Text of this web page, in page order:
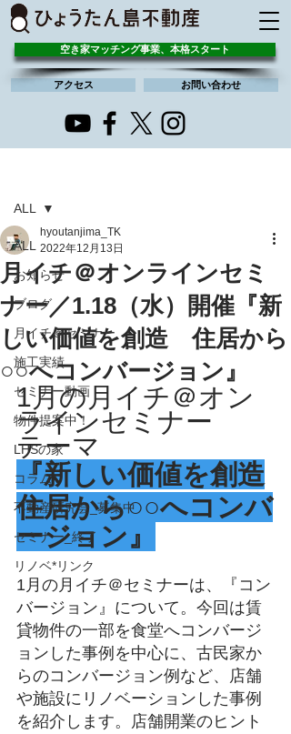
アクセス お問い合わせ
空き家マッチング事業、本格スタート
ALL
お知らせ
ブログ
月イチ＠セミナー
施工実績
セミナー動画
物件提案中！
LHSの家
コラム
不動産研究会_募集中
セミナー_終了
リノベ*リンク
ALL
月イチ＠オンラインセミ
ナー／1.18（水）開催『新
しい価値を創造 住居から
○○へコンバージョン』
hyoutanjima_TK
2022年12月13日
1月の月イチ＠オン
ラインセミナー
テーマ
『新しい価値を創造
住居から○○へコンバ
ージョン』
1月の月イチ＠セミナーは、『コン
バージョン』について。今回は賃
貸物件の一部を食堂へコンバージ
ョンした事例を中心に、古民家か
らのコンバージョン例など、店舗
や施設にリノベーションした事例
を紹介します。店舗開業のヒント